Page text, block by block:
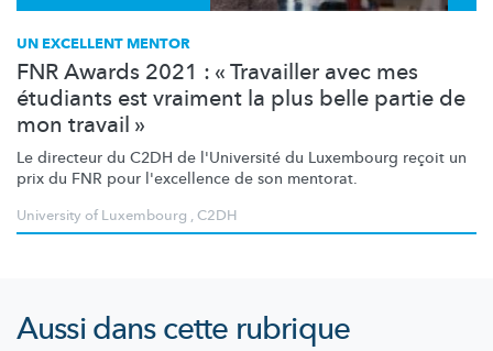
UN EXCELLENT MENTOR
FNR Awards 2021 : « Travailler avec mes
étudiants est vraiment la plus belle partie de
mon travail »
Le directeur du C2DH de l'Université du Luxembourg reçoit un
prix du FNR pour l'excellence de son mentorat.
University of Luxembourg ,C2DH
Aussi dans cette rubrique